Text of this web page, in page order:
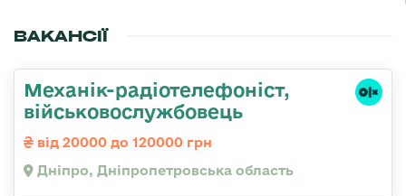
ВАКАНСІЇ
Механік-радіотелефоніст,
військовослужбовець
від 20000 до 120000 грн
Дніпро, Дніпропетровська область